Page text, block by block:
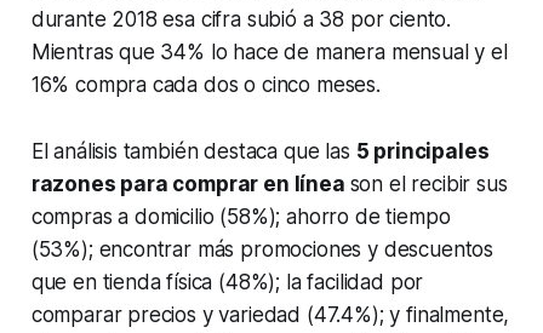
durante 2018 esa cifra subió a 38 por ciento.
Mientras que 34% lo hace de manera mensual y el
16% compra cada dos o cinco meses.
El análisis también destaca que las 5 principales
razones para comprar en línea son el recibir sus
compras a domicilio (58%); ahorro de tiempo
(53%); encontrar más promociones y descuentos
que en tienda física (48%); la facilidad por
comparar precios y variedad (47.4%); y finalmente,